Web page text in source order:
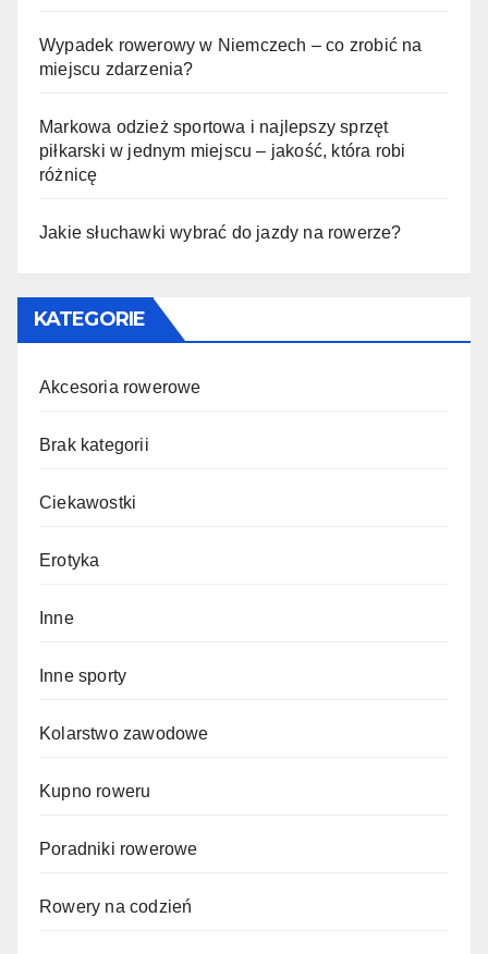
Wypadek rowerowy w Niemczech – co zrobić na
miejscu zdarzenia?
Markowa odzież sportowa i najlepszy sprzęt
piłkarski w jednym miejscu – jakość, która robi
różnicę
Jakie słuchawki wybrać do jazdy na rowerze?
KATEGORIE
Akcesoria rowerowe
Brak kategorii
Ciekawostki
Erotyka
Inne
Inne sporty
Kolarstwo zawodowe
Kupno roweru
Poradniki rowerowe
Rowery na codzień